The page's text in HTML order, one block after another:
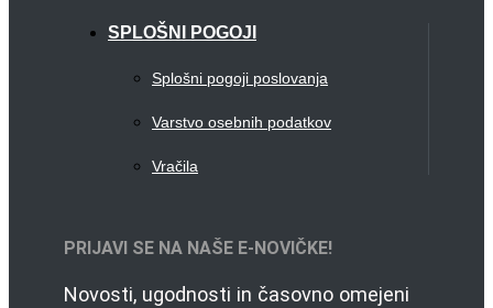
SPLOŠNI POGOJI
Splošni pogoji poslovanja
Varstvo osebnih podatkov
Vračila
PRIJAVI SE NA NAŠE E-NOVIČKE!
Novosti, ugodnosti in časovno omejeni